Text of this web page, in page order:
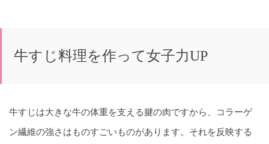
牛すじ料理を作って女子力UP
牛すじは大きな牛の体重を支える腱の肉ですから、コラーゲ
ン繊維の強さはものすごいものがあります。それを反映する